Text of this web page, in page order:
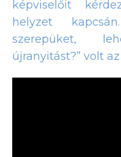
képviselőit
helyzet
szerepüket,
újranyitást?” volt